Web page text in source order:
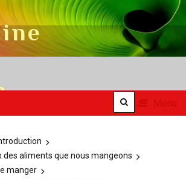
des aliments que nous mangeons
manger